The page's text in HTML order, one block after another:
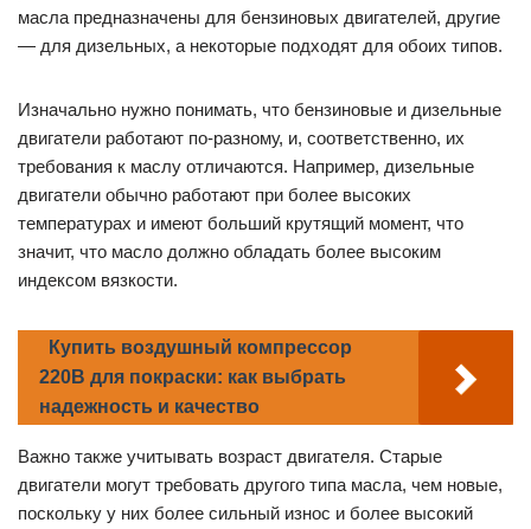
масла предназначены для бензиновых двигателей, другие
— для дизельных, а некоторые подходят для обоих типов.
Изначально нужно понимать, что бензиновые и дизельные
двигатели работают по-разному, и, соответственно, их
требования к маслу отличаются. Например, дизельные
двигатели обычно работают при более высоких
температурах и имеют больший крутящий момент, что
значит, что масло должно обладать более высоким
индексом вязкости.
Купить воздушный компрессор
220В для покраски: как выбрать
надежность и качество
Важно также учитывать возраст двигателя. Старые
двигатели могут требовать другого типа масла, чем новые,
поскольку у них более сильный износ и более высокий